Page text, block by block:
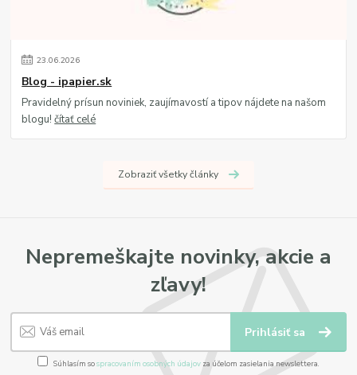
23.06.2026
Blog - ipapier.sk
Pravidelný prísun noviniek, zaujímavostí a tipov nájdete na našom
blogu!čítať celé
Zobraziť všetky články
Nepremeškajte novinky, akcie a
zľavy!
Prihlásiť sa
Súhlasím sospracovaním osobných údajov za účelom zasielania newslettera.